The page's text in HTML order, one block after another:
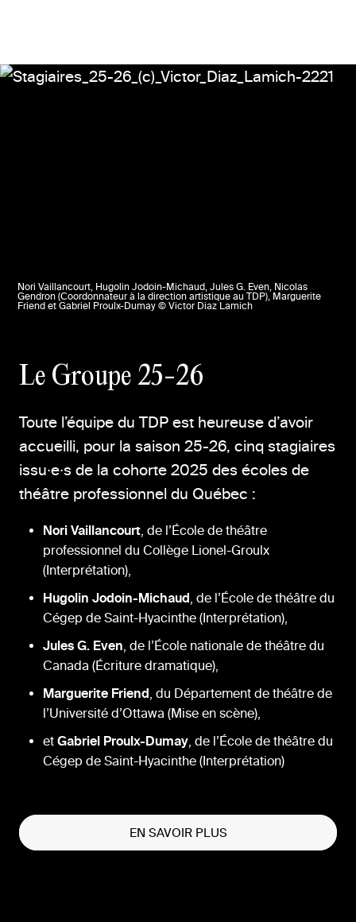
Nori Vaillancourt, Hugolin Jodoin-Michaud, Jules G. Even, Nicolas
Gendron (Coordonnateur à la direction artistique au TDP), Marguerite
Friend et Gabriel Proulx-Dumay © Victor Diaz Lamich
Le Groupe 25-26
Toute l’équipe du TDP est heureuse d’avoir
accueilli, pour la saison 25-26, cinq stagiaires
issu·e·s de la cohorte 2025 des écoles de
théâtre professionnel du Québec :
Nori Vaillancourt , de l’École de théâtre
professionnel du Collège Lionel-Groulx
(Interprétation),
Hugolin Jodoin-Michaud , de l’École de théâtre du
Cégep de Saint-Hyacinthe (Interprétation),
Jules G. Even , de l’École nationale de théâtre du
Canada (Écriture dramatique),
Marguerite Friend , du Département de théâtre de
l’Université d’Ottawa (Mise en scène),
et Gabriel Proulx-Dumay , de l’École de théâtre du
Cégep de Saint-Hyacinthe (Interprétation)
EN SAVOIR PLUS